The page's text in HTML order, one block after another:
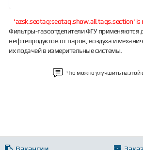
'azsk.seotag:seotag.show.all.tags.section' is
Фильтры-газоотделители ФГУ применяются
нефтепродуктов от паров, воздуха и
их подачей в измерительные системы.
Что можно улучшить на этой